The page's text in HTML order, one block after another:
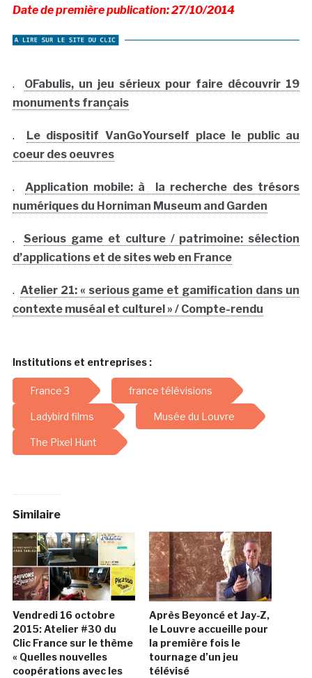
Date de première publication: 27/10/2014
. OFabulis, un jeu sérieux pour faire découvrir 19
monuments français
. Le dispositif VanGoYourself place le public au
coeur des oeuvres
. Application mobile: à la recherche des trésors
numériques du Horniman Museum and Garden
.Serious game et culture / patrimoine: sélection
d’applications et de sites web en France
. Atelier 21: « serious game et gamification dans un
contexte muséal et culturel » / Compte-rendu
Institutions et entreprises :
France 3 france télévisions
Ladybird films Musée du Louvre
The Pixel Hunt
Similaire
Vendredi 16 octobre
2015: Atelier #30 du
Clic France sur le thème
« Quelles nouvelles
coopérations avec les
Après Beyoncé et Jay-Z,
le Louvre accueille pour
la première fois le
tournage d’un jeu
télévisé